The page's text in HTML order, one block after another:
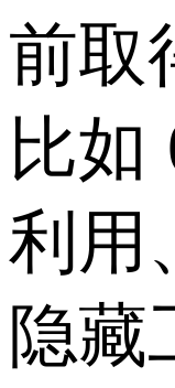
前取
比如
利用
隐藏